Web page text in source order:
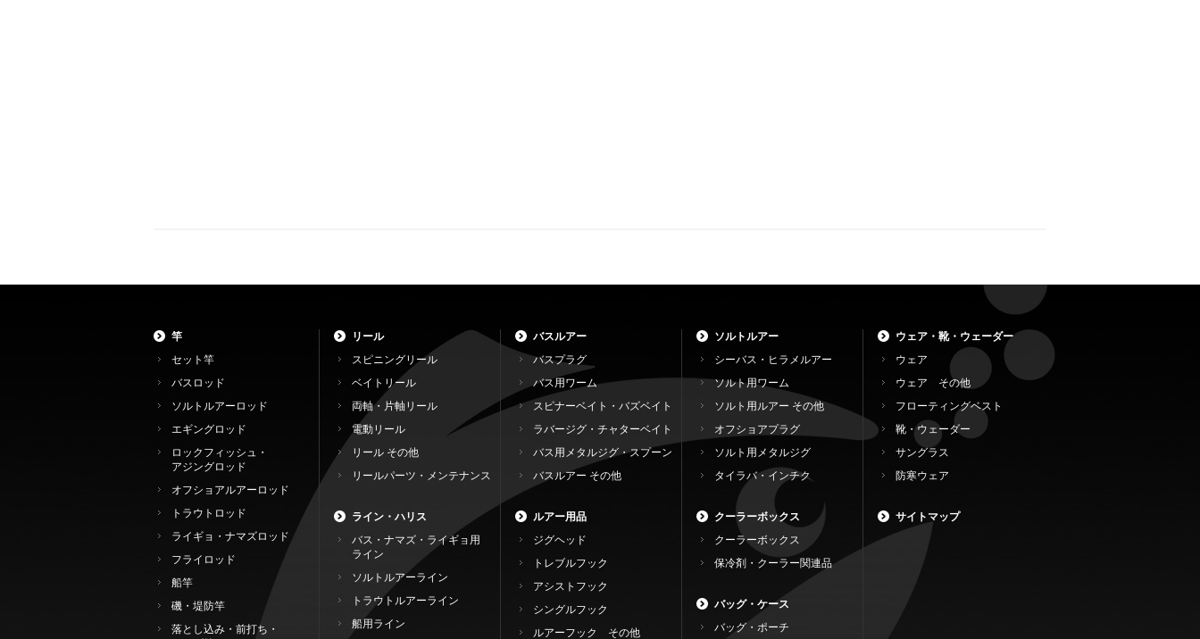
竿
セット竿
バスロッド
ソルトルアーロッド
エギングロッド
ロックフィッシュ・
アジングロッド
オフショアルアーロッド
トラウトロッド
ライギョ・ナマズロッド
フライロッド
船竿
磯・堤防竿
落とし込み・前打ち・
リール
スピニングリール
ベイトリール
両軸・片軸リール
電動リール
リール その他
リールパーツ・メンテナンス
ライン・ハリス
バス・ナマズ・ライギョ用
ライン
ソルトルアーライン
トラウトルアーライン
船用ライン
バスルアー
バスプラグ
バス用ワーム
スピナーベイト・バズベイト
ラバージグ・チャターベイト
バス用メタルジグ・スプーン
バスルアー その他
ルアー用品
ジグヘッド
トレブルフック
アシストフック
シングルフック
ルアーフック その他
ソルトルアー
シーバス・ヒラメルアー
ソルト用ワーム
ソルト用ルアー その他
オフショアプラグ
ソルト用メタルジグ
タイラバ・インチク
クーラーボックス
クーラーボックス
保冷剤・クーラー関連品
バッグ・ケース
バッグ・ポーチ
ウェア・靴・ウェーダー
ウェア
ウェア その他
フローティングベスト
靴・ウェーダー
サングラス
防寒ウェア
サイトマップ